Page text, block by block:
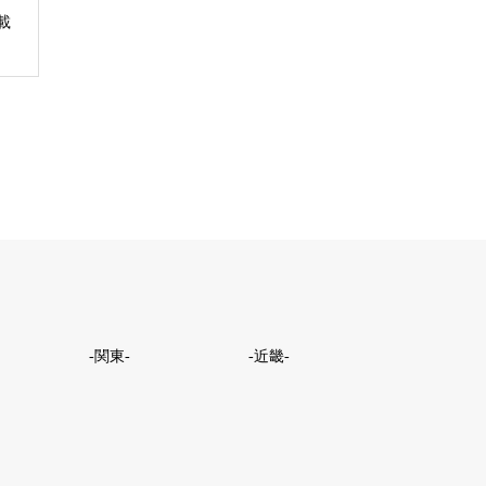
-関東- -近畿-